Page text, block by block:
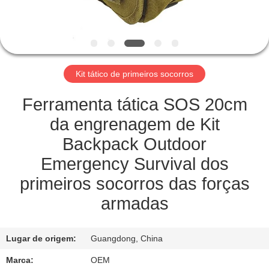
DE
QUALIDADE
CONTACTE-
NOTÍCIAS
CASOS
SOLICITE UM
ORÇAMENTO
Kit tático de primeiros socorros
Ferramenta tática SOS 20cm
da engrenagem de Kit
Backpack Outdoor
Emergency Survival dos
primeiros socorros das forças
armadas
Lugar de origem: Guangdong, China
Marca: OEM